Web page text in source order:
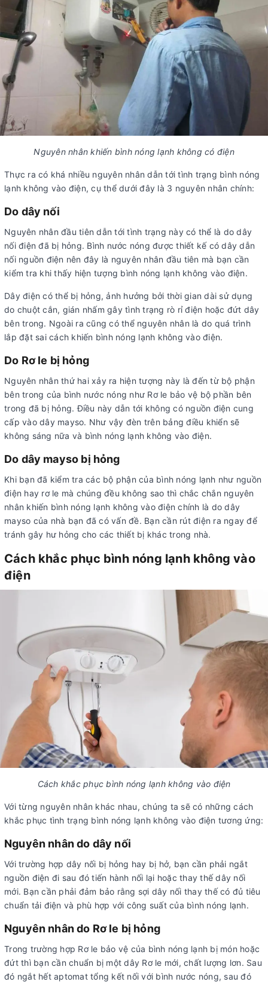
Nguyên nhân khiến bình nóng lạnh không có điện
Thực ra có khá nhiều nguyên nhân dẫn tới tình trạng bình nóng
lạnh không vào điện, cụ thể dưới đây là 3 nguyên nhân chính:
Do dây nối
Nguyên nhân đầu tiên dẫn tới tình trạng này có thể là do dây
nối điện đã bị hỏng. Bình nước nóng được thiết kế có dây dẫn
nối nguồn điện nên đây là nguyên nhân đầu tiên mà bạn cần
kiểm tra khi thấy hiện tượng bình nóng lạnh không vào điện.
Dây điện có thể bị hỏng, ảnh hưởng bởi thời gian dài sử dụng
do chuột cắn, gián nhấm gây tình trạng rò rỉ điện hoặc đứt dây
bên trong. Ngoài ra cũng có thể nguyên nhân là do quá trình
lắp đặt sai cách khiến bình nóng lạnh không vào điện.
Do Rơ le bị hỏng
Nguyên nhân thứ hai xảy ra hiện tượng này là đến từ bộ phận
bên trong của bình nước nóng như Rơ le bảo vệ bộ phần bên
trong đã bị hỏng. Điều này dẫn tới không có nguồn điện cung
cấp vào dây mayso. Như vậy đèn trên bảng điều khiển sẽ
không sáng nữa và bình nóng lạnh không vào điện.
Do dây mayso bị hỏng
Khi bạn đã kiểm tra các bộ phận của bình nóng lạnh như nguồn
điện hay rơ le mà chúng đều không sao thì chắc chắn nguyên
nhân khiến bình nóng lạnh không vào điện chính là do dây
mayso của nhà bạn đã có vấn đề. Bạn cần rút điện ra ngay để
tránh gây hư hỏng cho các thiết bị khác trong nhà.
Cách khắc phục bình nóng lạnh không vào
điện
Cách khắc phục bình nóng lạnh không vào điện
Với từng nguyên nhân khác nhau, chúng ta sẽ có những cách
khắc phục tình trạng bình nóng lạnh không vào điện tương ứng:
Nguyên nhân do dây nối
Với trường hợp dây nối bị hỏng hay bị hở, bạn cần phải ngắt
nguồn điện đi sau đó tiến hành nối lại hoặc thay thế dây nối
mới. Bạn cần phải đảm bảo rằng sợi dây nối thay thế có đủ tiêu
chuẩn tải điện và phù hợp với công suất của bình nóng lạnh.
Nguyên nhân do Rơ le bị hỏng
Trong trường hợp Rơ le bảo vệ của bình nóng lạnh bị món hoặc
đứt thì bạn cần chuẩn bị một dây Rơ le mới, chất lượng lơn. Sau
đó ngắt hết aptomat tổng kết nối với bình nước nóng, sau đó